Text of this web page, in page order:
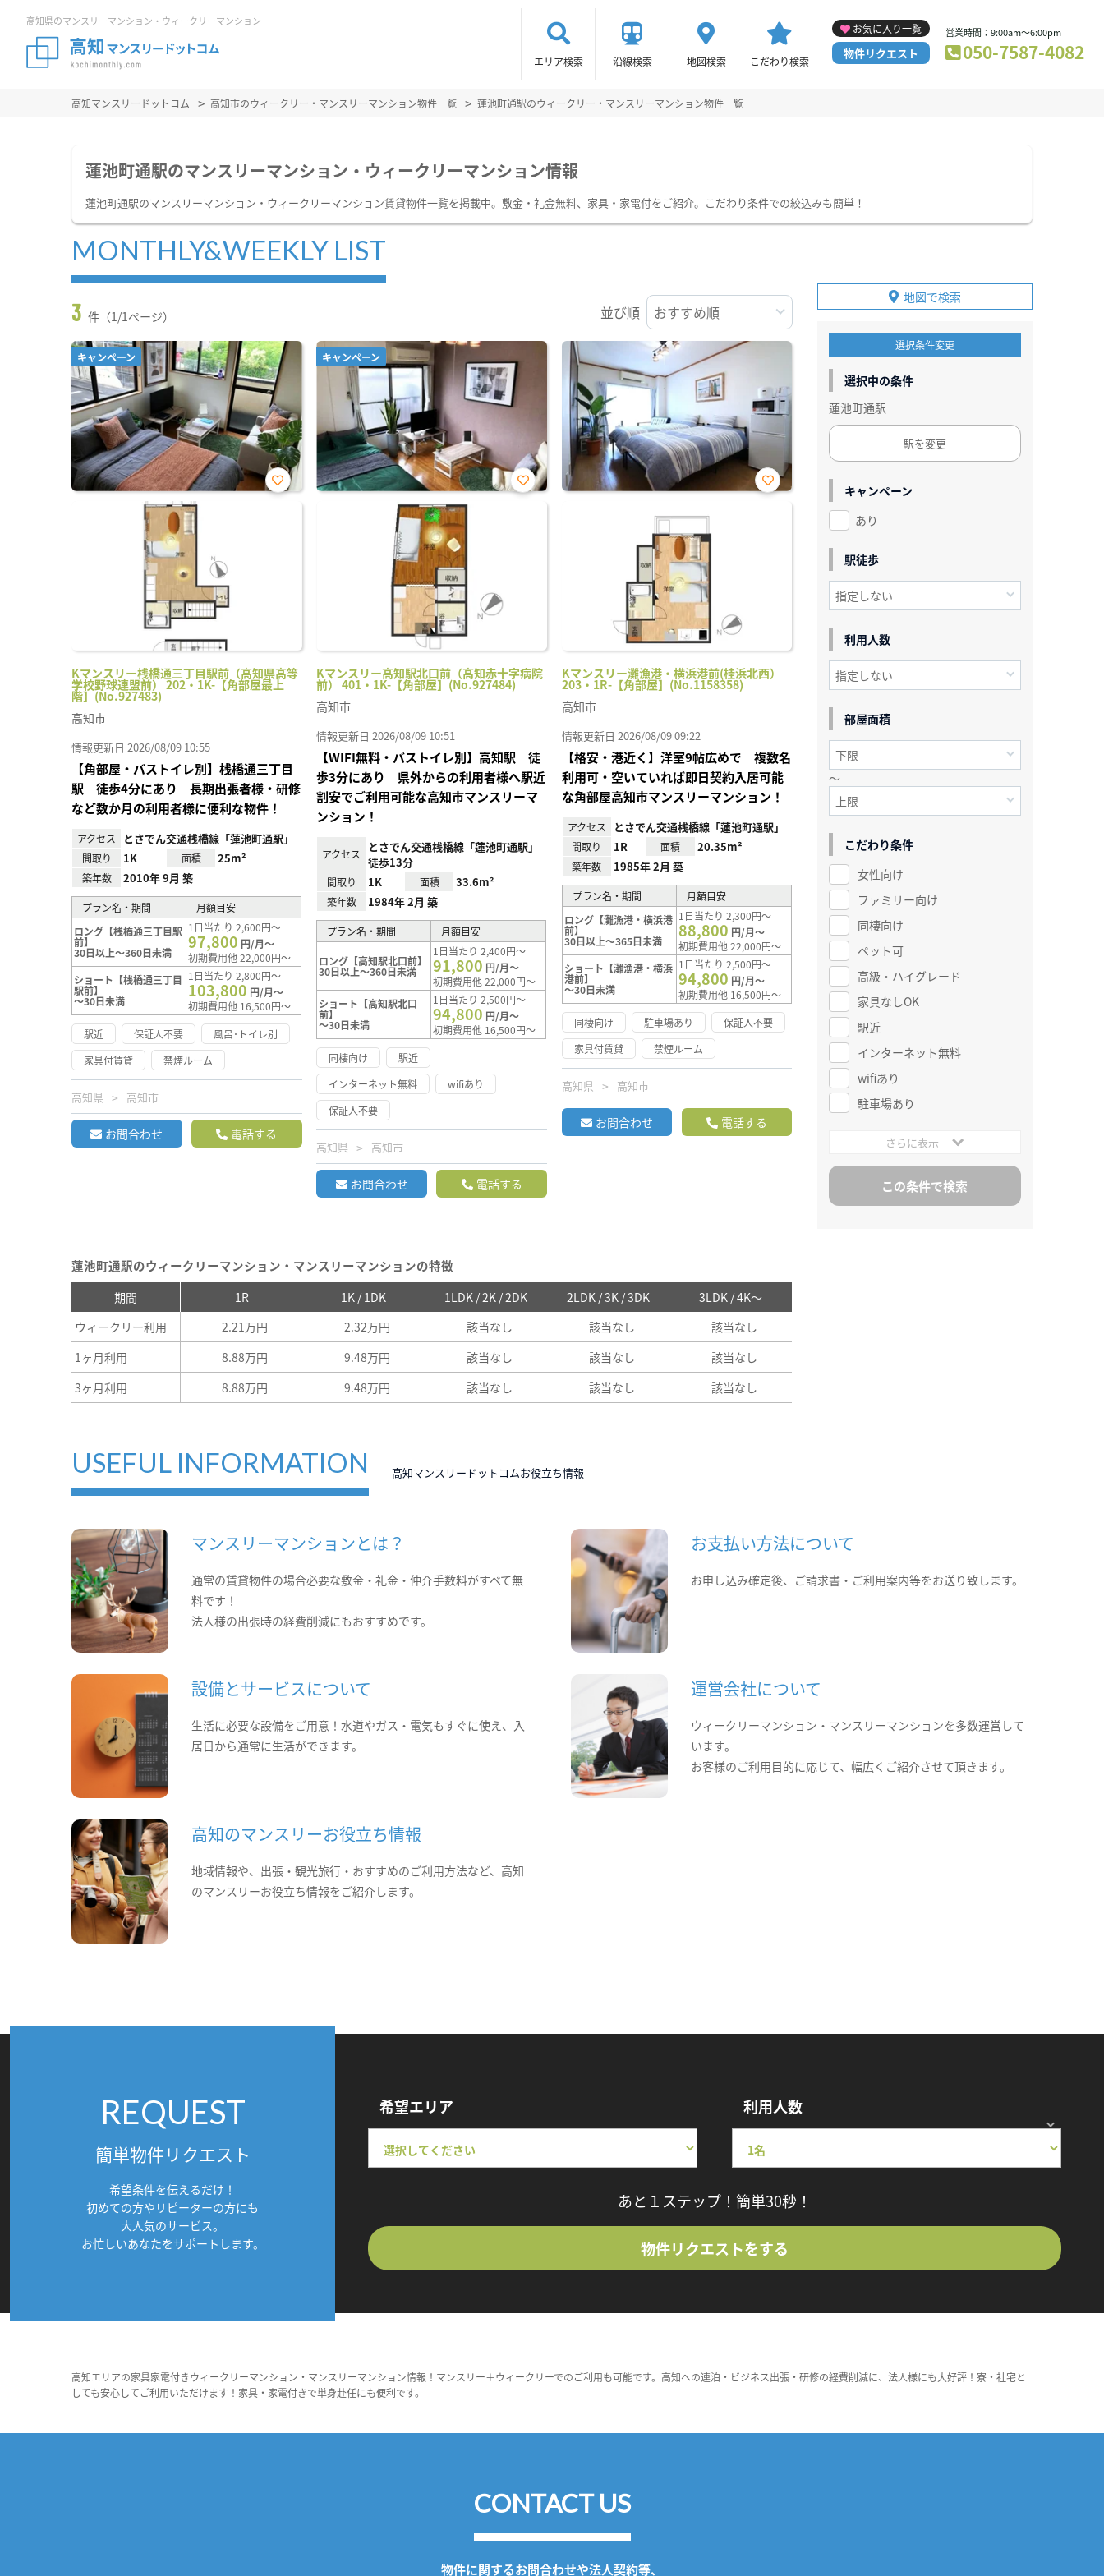
高知県のマンスリーマンション・ウィークリーマンション
エリア検索 沿線検索 地図検索 こだわり検索
お気に入り一覧
物件リクエスト
営業時間：9:00am～6:00pm
050-7587-4082
高知マンスリードットコム 高知市のウィークリー・マンスリーマンション物件一覧 蓮池町通駅のウィークリー・マンスリーマンション物件一覧
蓮池町通駅のマンスリーマンション・ウィークリーマンション情報
蓮池町通駅のマンスリーマンション・ウィークリーマンション賃貸物件一覧を掲載中。敷金・礼金無料、家具・家電付をご紹介。こだわり条件での絞込みも簡単！
MONTHLY&WEEKLY LIST
3 件（1/1ページ） 並び順
キャンペーン
Kマンスリー桟橋通三丁目駅前（高知県高等
学校野球連盟前） 202・1K-【角部屋最上
階】(No.927483)
お気
高知市
情報更新日 2026/08/09 10:55
【角部屋・バストイレ別】桟橋通三丁目
駅 徒歩4分にあり 長期出張者様・研修
など数か月の利用者様に便利な物件！
アクセス とさでん交通桟橋線「蓮池町通駅」
間取り 1K 面積 25m²
築年数 2010年 9月 築
プラン名・期間
月額目安
ロング【桟橋通三丁目駅
前】
30日以上～360日未満
1日当たり 2,600円～
97,800 円/月～
初期費用他 22,000円～
ショート【桟橋通三丁目
駅前】
～30日未満
1日当たり 2,800円～
103,800 円/月～
初期費用他 16,500円～
駅近
保証人不要
風呂･トイレ別
家具付賃貸
禁煙ルーム
高知県 高知市
お問合わせ 電話する
キャンペーン
Kマンスリー高知駅北口前（高知赤十字病院
前） 401・1K-【角部屋】(No.927484)
お気
高知市
情報更新日 2026/08/09 10:51
【WIFI無料・バストイレ別】高知駅 徒
歩3分にあり 県外からの利用者様へ駅近
割安でご利用可能な高知市マンスリーマ
ンション！
アクセス
とさでん交通桟橋線「蓮池町通駅」
徒歩13分
間取り 1K 面積 33.6m²
築年数 1984年 2月 築
プラン名・期間 月額目安
ロング【高知駅北口前】
30日以上～360日未満
1日当たり 2,400円～
91,800 円/月～
初期費用他 22,000円～
ショート【高知駅北口
前】
～30日未満
1日当たり 2,500円～
94,800 円/月～
初期費用他 16,500円～
同棲向け
駅近
インターネット無料
wifiあり
保証人不要
高知県 高知市
お問合わせ 電話する
Kマンスリー灘漁港・横浜港前(桂浜北西）
203・1R-【角部屋】(No.1158358)
お気
高知市
情報更新日 2026/08/09 09:22
【格安・港近く】洋室9帖広めで 複数名
利用可・空いていれば即日契約入居可能
な角部屋高知市マンスリーマンション！
アクセス とさでん交通桟橋線「蓮池町通駅」
間取り 1R 面積 20.35m²
築年数 1985年 2月 築
プラン名・期間
月額目安
ロング【灘漁港・横浜港
前】
30日以上～365日未満
1日当たり 2,300円～
88,800 円/月～
初期費用他 22,000円～
ショート【灘漁港・横浜
港前】
～30日未満
1日当たり 2,500円～
94,800 円/月～
初期費用他 16,500円～
同棲向け
駐車場あり
保証人不要
家具付賃貸
禁煙ルーム
高知県 高知市
お問合わせ 電話する
蓮池町通駅のウィークリーマンション・マンスリーマンションの特徴
期間 1R 1K / 1DK 1LDK / 2K / 2DK 2LDK / 3K / 3DK
3LDK / 4K～
ウィークリー利用
2.21万円 2.32万円 該当なし 該当なし
該当なし
1ヶ月利用
8.88万円 9.48万円 該当なし 該当なし
該当なし
3ヶ月利用
8.88万円 9.48万円 該当なし 該当なし 該当なし
地図で検索
選択条件変更
選択中の条件
蓮池町通駅
駅を変更
キャンペーン
あり
駅徒歩
利用人数
部屋面積
～
こだわり条件
女性向け
ファミリー向け
同棲向け
ペット可
高級・ハイグレード
家具なしOK
駅近
インターネット無料
wifiあり
駐車場あり
さらに表示
USEFUL INFORMATION 高知マンスリードットコムお役立ち情報
マンスリーマンションとは？
通常の賃貸物件の場合必要な敷金・礼金・仲介手数料がすべて無
料です！
法人様の出張時の経費削減にもおすすめです。
お支払い方法について
お申し込み確定後、ご請求書・ご利用案内等をお送り致します。
設備とサービスについて
生活に必要な設備をご用意！水道やガス・電気もすぐに使え、入
居日から通常に生活ができます。
運営会社について
ウィークリーマンション・マンスリーマンションを多数運営して
います。
お客様のご利用目的に応じて、幅広くご紹介させて頂きます。
高知のマンスリーお役立ち情報
地域情報や、出張・観光旅行・おすすめのご利用方法など、高知
のマンスリーお役立ち情報をご紹介します。
REQUEST
簡単物件リクエスト
希望条件を伝えるだけ！
初めての方やリピーターの方にも
大人気のサービス。
お忙しいあなたをサポートします。
希望エリア 利用人数
あと１ステップ！簡単30秒！
物件リクエストをする
高知エリアの家具家電付きウィークリーマンション・マンスリーマンション情報！マンスリー＋ウィークリーでのご利用も可能です。高知への連泊・ビジネス出張・研修の経費削減に、法人様にも大好評！寮・社宅と
しても安心してご利用いただけます！家具・家電付きで単身赴任にも便利です。
CONTACT US
物件に関するお問合わせや法人契約等、